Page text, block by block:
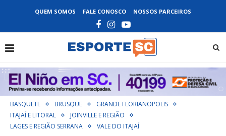
QUEM SOMOS FALE CONOSCO NOSSOS PARCEIROS
BASQUETE BRUSQUE
GRANDE FLORIANÓPOLIS
ITAJAÍ E LITORAL
JOINVILLE E REGIÃO
LAGES E REGIÃO SERRANA
VALE DO ITAJAÍ